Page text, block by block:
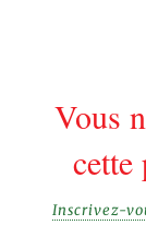
Vous
cette
Inscrivez-